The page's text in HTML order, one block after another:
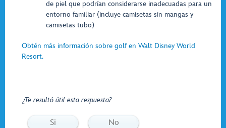
de piel que podrían considerarse inadecuadas para un
entorno familiar (incluye camisetas sin mangas y
camisetas tubo)
Obtén más información sobre golf en Walt Disney World
Resort.
¿Te resultó útil esta respuesta?
Si No